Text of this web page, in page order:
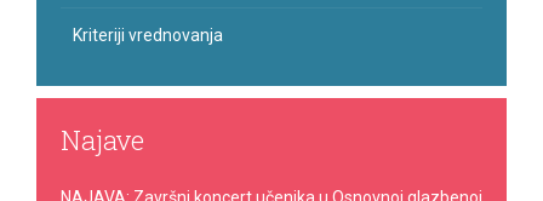
Kriteriji vrednovanja
Najave